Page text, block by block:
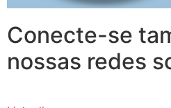
Conecte-se
nossas redes